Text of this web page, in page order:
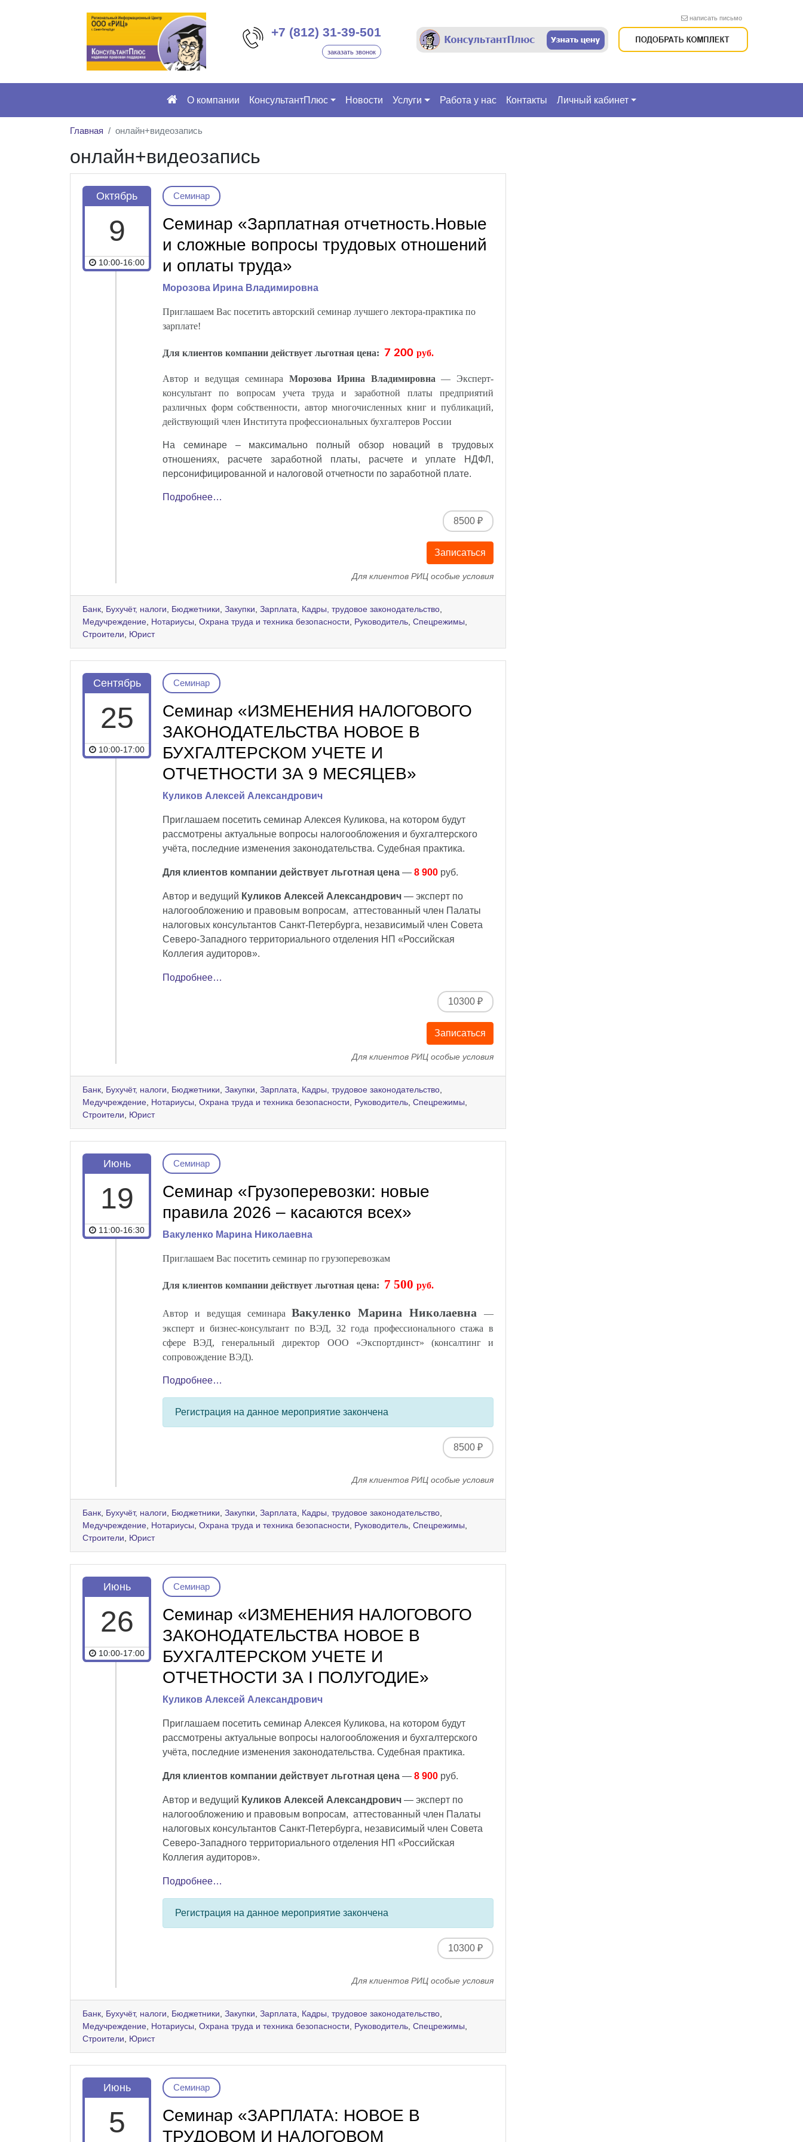
+7 (812) 31-39-501
заказать звонок
написать письмо
О компании КонсультантПлюс Новости Услуги Работа у нас Контакты Личный кабинет
Главная онлайн+видеозапись
онлайн+видеозапись
Октябрь
9
10:00-16:00
Семинар
Семинар «Зарплатная отчетность.Новые
и сложные вопросы трудовых отношений
и оплаты труда»
Морозова Ирина Владимировна
Приглашаем Вас посетить авторский семинар лучшего лектора-практика по
зарплате!
Для клиентов компании действует льготная цена: 7 200 руб.
Автор и ведущая семинара Морозова Ирина Владимировна— Эксперт-
консультант по вопросам учета труда и заработной платы предприятий
различных форм собственности, автор многочисленных книг и публикаций,
действующий член Института профессиональных бухгалтеров России
На семинаре –
максимально полный обзор новаций в трудовых
отношениях, расчете заработной платы, расчете и уплате НДФЛ,
персонифицированной и налоговой отчетности по заработной плате.
Подробнее…
8500 ₽
Записаться
Для клиентов РИЦ особые условия
Банк Бухучёт, налоги Бюджетники Закупки Зарплата Кадры, трудовое законодательство
Медучреждение Нотариусы Охрана труда и техника безопасности Руководитель Спецрежимы
Строители
Юрист
Сентябрь
25
10:00-17:00
Семинар
Семинар «ИЗМЕНЕНИЯ НАЛОГОВОГО
ЗАКОНОДАТЕЛЬСТВА НОВОЕ В
БУХГАЛТЕРСКОМ УЧЕТЕ И
ОТЧЕТНОСТИ ЗА 9 МЕСЯЦЕВ»
Куликов Алексей Александрович
Приглашаем посетить семинар Алексея Куликова, на котором будут
рассмотрены актуальные вопросы налогообложения и бухгалтерского
учёта, последние изменения законодательства. Судебная практика.
Для клиентов компании действует льготная цена — 8 900 руб.
Автор и ведущий Куликов Алексей Александрович — эксперт по
налогообложению и правовым вопросам, аттестованный член Палаты
налоговых консультантов Санкт-Петербурга, независимый член Совета
Северо-Западного территориального отделения НП «Российская
Коллегия аудиторов».
Подробнее…
10300 ₽
Записаться
Для клиентов РИЦ особые условия
Банк Бухучёт, налоги Бюджетники Закупки Зарплата Кадры, трудовое законодательство
Медучреждение Нотариусы Охрана труда и техника безопасности Руководитель Спецрежимы
Строители
Юрист
Июнь
19
11:00-16:30
Семинар
Семинар «Грузоперевозки: новые
правила 2026 – касаются всех»
Вакуленко Марина Николаевна
Приглашаем Вас посетить семинар по грузоперевозкам
Для клиентов компании действует льготная цена: 7 500 руб.
Автор и ведущая семинара Вакуленко Марина Николаевна—
эксперт и бизнес-консультант по ВЭД, 32 года профессионального стажа в
сфере ВЭД, генеральный директор ООО «Экспортдинст» (консалтинг и
сопровождение ВЭД).
Подробнее…
Регистрация на данное мероприятие закончена
8500 ₽
Для клиентов РИЦ особые условия
Банк Бухучёт, налоги Бюджетники Закупки Зарплата Кадры, трудовое законодательство
Медучреждение Нотариусы Охрана труда и техника безопасности Руководитель Спецрежимы
Строители
Юрист
Июнь
26
10:00-17:00
Семинар
Семинар «ИЗМЕНЕНИЯ НАЛОГОВОГО
ЗАКОНОДАТЕЛЬСТВА НОВОЕ В
БУХГАЛТЕРСКОМ УЧЕТЕ И
ОТЧЕТНОСТИ ЗА I ПОЛУГОДИЕ»
Куликов Алексей Александрович
Приглашаем посетить семинар Алексея Куликова, на котором будут
рассмотрены актуальные вопросы налогообложения и бухгалтерского
учёта, последние изменения законодательства. Судебная практика.
Для клиентов компании действует льготная цена — 8 900 руб.
Автор и ведущий Куликов Алексей Александрович — эксперт по
налогообложению и правовым вопросам, аттестованный член Палаты
налоговых консультантов Санкт-Петербурга, независимый член Совета
Северо-Западного территориального отделения НП «Российская
Коллегия аудиторов».
Подробнее…
Регистрация на данное мероприятие закончена
10300 ₽
Для клиентов РИЦ особые условия
Банк Бухучёт, налоги Бюджетники Закупки Зарплата Кадры, трудовое законодательство
Медучреждение Нотариусы Охрана труда и техника безопасности Руководитель Спецрежимы
Строители
Юрист
Июнь
5
Семинар
Семинар «ЗАРПЛАТА: НОВОЕ В
ТРУДОВОМ И НАЛОГОВОМ